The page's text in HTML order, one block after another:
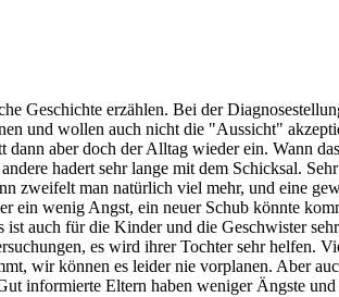
Geschichte erzählen. Bei der
und wollen auch nicht die "Aussicht"
aber doch der Alltag wieder ein. Wann
hadert sehr lange mit dem Schicksal.
zweifelt man natürlich viel mehr, und eine
ein wenig Angst, ein neuer Schub könnte
auch für die Kinder und die Geschwister
es wird ihrer Tochter sehr helfen.
wir können es leider nie vorplanen. Aber
informierte Eltern haben weniger Ängste und